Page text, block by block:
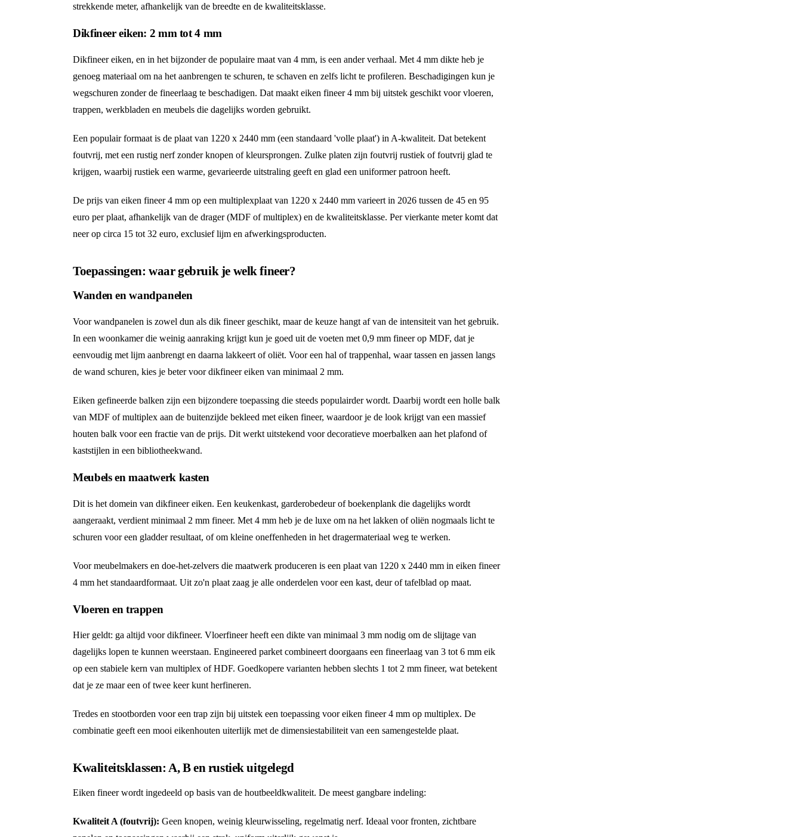
strekkende meter, afhankelijk van de breedte en de kwaliteitsklasse.
Dikfineer eiken: 2 mm tot 4 mm
Dikfineer eiken, en in het bijzonder de populaire maat van 4 mm, is een ander verhaal. Met 4 mm dikte heb je
genoeg materiaal om na het aanbrengen te schuren, te schaven en zelfs licht te profileren. Beschadigingen kun je
wegschuren zonder de fineerlaag te beschadigen. Dat maakt eiken fineer 4 mm bij uitstek geschikt voor vloeren,
trappen, werkbladen en meubels die dagelijks worden gebruikt.
Een populair formaat is de plaat van 1220 x 2440 mm (een standaard 'volle plaat') in A-kwaliteit. Dat betekent
foutvrij, met een rustig nerf zonder knopen of kleursprongen. Zulke platen zijn foutvrij rustiek of foutvrij glad te
krijgen, waarbij rustiek een warme, gevarieerde uitstraling geeft en glad een uniformer patroon heeft.
De prijs van eiken fineer 4 mm op een multiplexplaat van 1220 x 2440 mm varieert in 2026 tussen de 45 en 95
euro per plaat, afhankelijk van de drager (MDF of multiplex) en de kwaliteitsklasse. Per vierkante meter komt dat
neer op circa 15 tot 32 euro, exclusief lijm en afwerkingsproducten.
Toepassingen: waar gebruik je welk fineer?
Wanden en wandpanelen
Voor wandpanelen is zowel dun als dik fineer geschikt, maar de keuze hangt af van de intensiteit van het gebruik.
In een woonkamer die weinig aanraking krijgt kun je goed uit de voeten met 0,9 mm fineer op MDF, dat je
eenvoudig met lijm aanbrengt en daarna lakkeert of oliët. Voor een hal of trappenhal, waar tassen en jassen langs
de wand schuren, kies je beter voor dikfineer eiken van minimaal 2 mm.
Eiken gefineerde balken zijn een bijzondere toepassing die steeds populairder wordt. Daarbij wordt een holle balk
van MDF of multiplex aan de buitenzijde bekleed met eiken fineer, waardoor je de look krijgt van een massief
houten balk voor een fractie van de prijs. Dit werkt uitstekend voor decoratieve moerbalken aan het plafond of
kaststijlen in een bibliotheekwand.
Meubels en maatwerk kasten
Dit is het domein van dikfineer eiken. Een keukenkast, garderobedeur of boekenplank die dagelijks wordt
aangeraakt, verdient minimaal 2 mm fineer. Met 4 mm heb je de luxe om na het lakken of oliën nogmaals licht te
schuren voor een gladder resultaat, of om kleine oneffenheden in het dragermateriaal weg te werken.
Voor meubelmakers en doe-het-zelvers die maatwerk produceren is een plaat van 1220 x 2440 mm in eiken fineer
4 mm het standaardformaat. Uit zo'n plaat zaag je alle onderdelen voor een kast, deur of tafelblad op maat.
Vloeren en trappen
Hier geldt: ga altijd voor dikfineer. Vloerfineer heeft een dikte van minimaal 3 mm nodig om de slijtage van
dagelijks lopen te kunnen weerstaan. Engineered parket combineert doorgaans een fineerlaag van 3 tot 6 mm eik
op een stabiele kern van multiplex of HDF. Goedkopere varianten hebben slechts 1 tot 2 mm fineer, wat betekent
dat je ze maar een of twee keer kunt herfineren.
Tredes en stootborden voor een trap zijn bij uitstek een toepassing voor eiken fineer 4 mm op multiplex. De
combinatie geeft een mooi eikenhouten uiterlijk met de dimensiestabiliteit van een samengestelde plaat.
Kwaliteitsklassen: A, B en rustiek uitgelegd
Eiken fineer wordt ingedeeld op basis van de houtbeeldkwaliteit. De meest gangbare indeling:
Kwaliteit A (foutvrij): Geen knopen, weinig kleurwisseling, regelmatig nerf. Ideaal voor fronten, zichtbare